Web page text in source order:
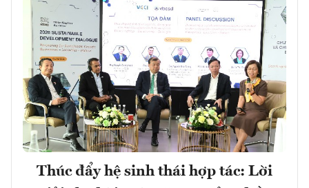
Thúc đẩy hệ sinh thái hợp tác: Lời